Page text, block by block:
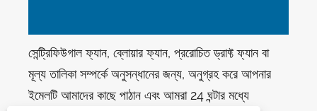
সেন্ট্রিফিউগাল ফ্যান, ব্লোয়ার ফ্যান, প্ররোচিত ড্রাফ্ট ফ্যান বা
মূল্য তালিকা সম্পর্কে অনুসন্ধানের জন্য, অনুগ্রহ করে আপনার
ইমেলটি আমাদের কাছে পাঠান এবং আমরা 24 ঘন্টার মধ্যে